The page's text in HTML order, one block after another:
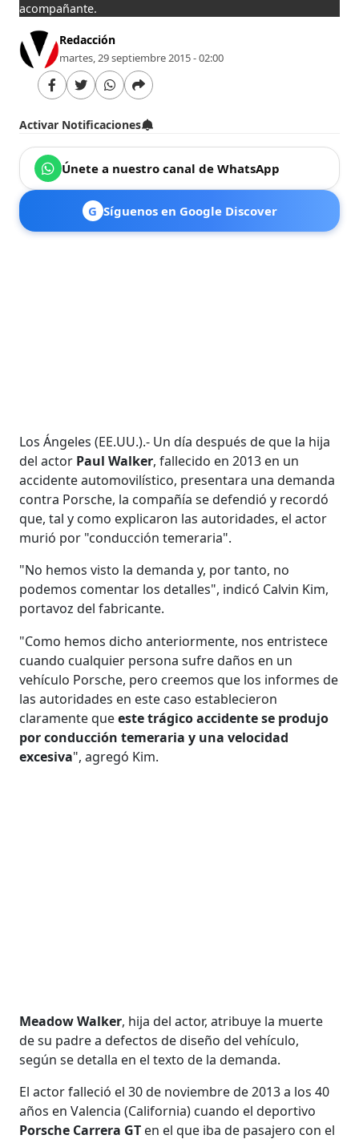
acompañante.
Redacción
martes, 29 septiembre 2015 - 02:00
Activar Notificaciones
Únete a nuestro canal de WhatsApp
G Síguenos en Google Discover
Los Ángeles (EE.UU.).- Un día después de que la hija
del actor Paul Walker, fallecido en 2013 en un
accidente automovilístico, presentara una demanda
contra Porsche, la compañía se defendió y recordó
que, tal y como explicaron las autoridades, el actor
murió por "conducción temeraria".
"No hemos visto la demanda y, por tanto, no
podemos comentar los detalles", indicó Calvin Kim,
portavoz del fabricante.
"Como hemos dicho anteriormente, nos entristece
cuando cualquier persona sufre daños en un
vehículo Porsche, pero creemos que los informes de
las autoridades en este caso establecieron
claramente queeste trágico accidente se produjo
por conducción temeraria y una velocidad
excesiva", agregó Kim.
Meadow Walker, hija del actor, atribuye la muerte
de su padre a defectos de diseño del vehículo,
según se detalla en el texto de la demanda.
El actor falleció el 30 de noviembre de 2013 a los 40
años en Valencia (California) cuando el deportivo
Porsche Carrera GT en el que iba de pasajero con el